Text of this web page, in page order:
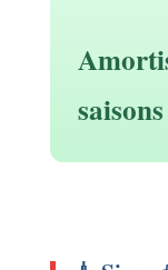
saisons